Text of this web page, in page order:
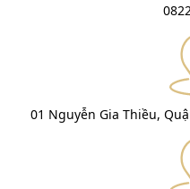
01 Nguyễn Gia Thiều,